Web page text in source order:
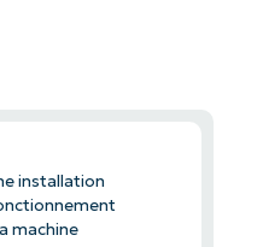
installation
machine